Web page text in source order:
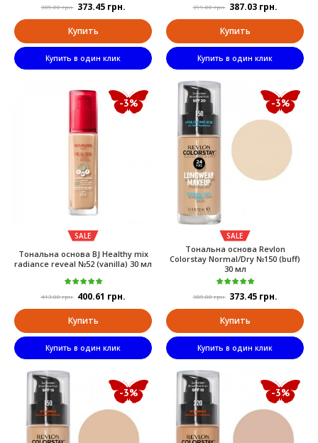
385.00 грн. 373.45 грн.
Купить
Купить в один клик
399.00 грн. 387.03 грн.
Купить
Купить в один клик
-3%
SALE
Тональна основа BJ Healthy mix
radiance reveal №52 (vanilla) 30 мл
413.00 грн. 400.61 грн.
Купить
Купить в один клик
-3%
SALE
Тональна основа Revlon
Colorstay Normal/Dry №150 (buff)
30 мл
385.00 грн. 373.45 грн.
Купить
Купить в один клик
-3% -3%